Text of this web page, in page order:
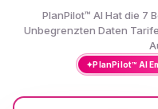
PlanPilot™ AI Hat die 7
Unbegrenzten Daten
✦PlanPilot™ AI